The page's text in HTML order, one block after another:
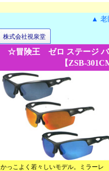
▲ 老
株式会社視泉堂
☆冒険王 ゼロ ステージ バ
【ZSB-
かっこよく若々しいモデル。ミラーレ